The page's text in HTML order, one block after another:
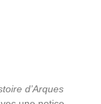
d’Arques